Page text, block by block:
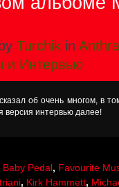
Turchik in
и Интервью
об очень многом, в
версия интервью далее!
Baby Pedal, Favourite
, Kirk Hammett,